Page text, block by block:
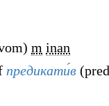
) m inan
предикати́в (